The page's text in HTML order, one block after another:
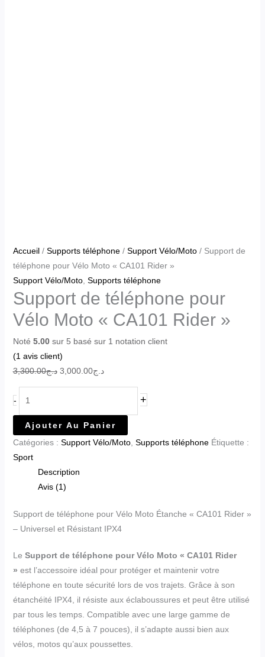
Accueil/ Supports téléphone/ Support Vélo/Moto/ Support de
téléphone pour Vélo Moto « CA101 Rider »
Support Vélo/Moto, Supports téléphone
Support de téléphone pour
Vélo Moto « CA101 Rider »
Noté 5.00sur 5 basé sur 1 notation client
(1 avis client)
د.ج3,300.00 د.ج3,000.00
- +
Ajouter Au Panier
Catégories : Support Vélo/Moto, Supports téléphone Étiquette :
Sport
Description
Avis (1)
Support de téléphone pour Vélo Moto Étanche « CA101 Rider »
– Universel et Résistant IPX4
Le Support de téléphone pour Vélo Moto « CA101 Rider
» est l’accessoire idéal pour protéger et maintenir votre
téléphone en toute sécurité lors de vos trajets. Grâce à son
étanchéité IPX4, il résiste aux éclaboussures et peut être utilisé
par tous les temps. Compatible avec une large gamme de
téléphones (de 4,5 à 7 pouces), il s’adapte aussi bien aux
vélos, motos qu’aux poussettes.